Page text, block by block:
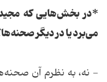
*در بخش‌هایی که مجید
می‌برد یا در دیگر
- نه، به نظرم آن